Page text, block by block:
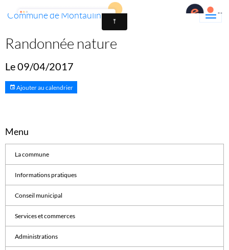
Commune de Montaulin
Randonnée nature
Le 09/04/2017
Ajouter au calendrier
Menu
La commune
Informations pratiques
Conseil municipal
Services et commerces
Administrations